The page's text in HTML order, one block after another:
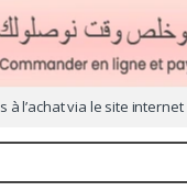
l’achat via le site internet